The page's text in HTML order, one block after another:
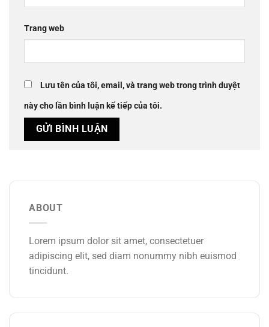
Trang web
Lưu tên của tôi, email, và trang web trong trình duyệt
này cho lần bình luận kế tiếp của tôi.
ABOUT
Lorem ipsum dolor sit amet, consectetuer
adipiscing elit, sed diam nonummy nibh euismod
tincidunt.